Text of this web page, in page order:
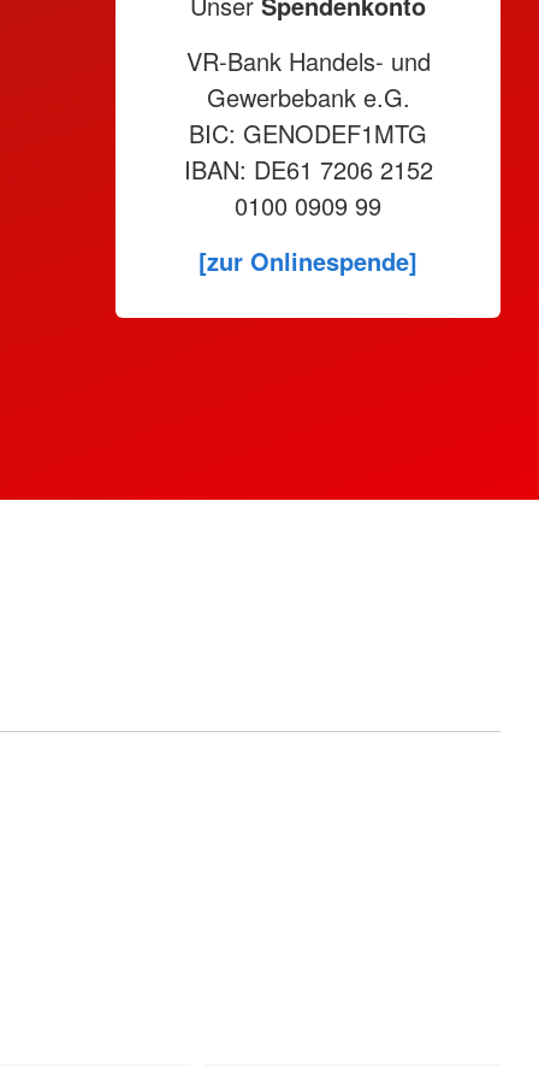
VR-Bank Handels- und
Gewerbebank e.G.
BIC: GENODEF1MTG
IBAN: DE61 7206 2152
0100 0909 99
[zur Onlinespende]